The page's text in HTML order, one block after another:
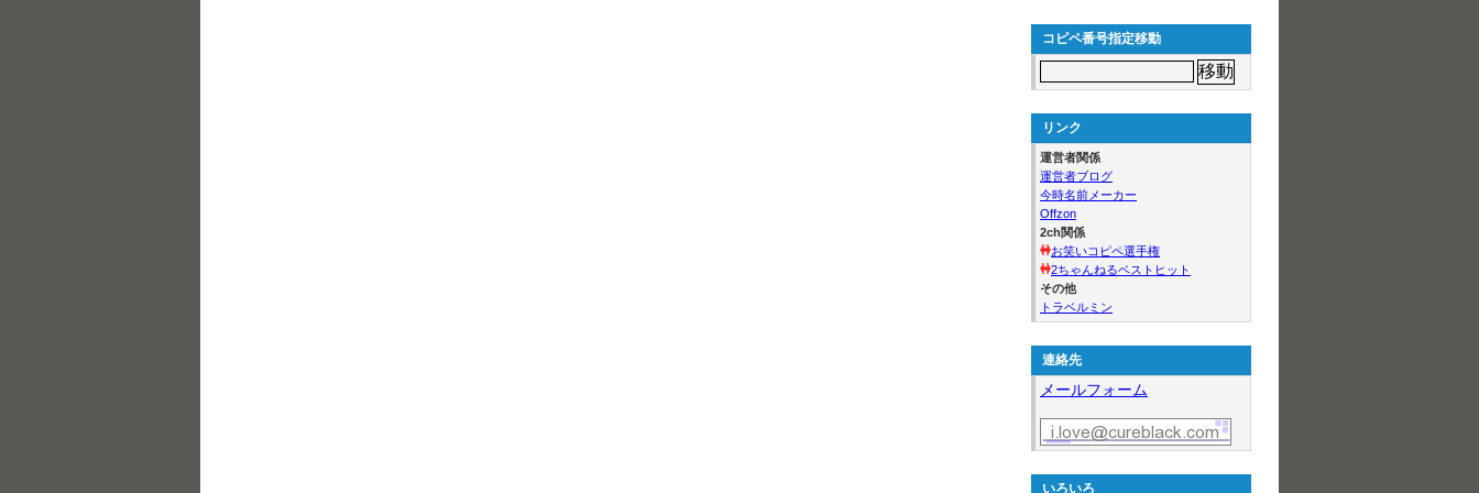
コピペ番号指定移動
リンク
運営者関係
運営者ブログ
今時名前メーカー
Offzon
2ch関係
お笑いコピペ選手権
2ちゃんねるベストヒット
その他
トラベルミン
連絡先
メールフォーム
いろいろ